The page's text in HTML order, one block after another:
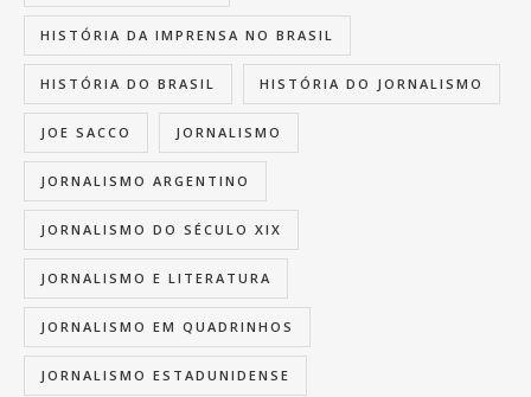
HISTÓRIA DA IMPRENSA NO BRASIL
HISTÓRIA DO BRASIL HISTÓRIA DO JORNALISMO
JOE SACCO JORNALISMO
JORNALISMO ARGENTINO
JORNALISMO DO SÉCULO XIX
JORNALISMO E LITERATURA
JORNALISMO EM QUADRINHOS
JORNALISMO ESTADUNIDENSE